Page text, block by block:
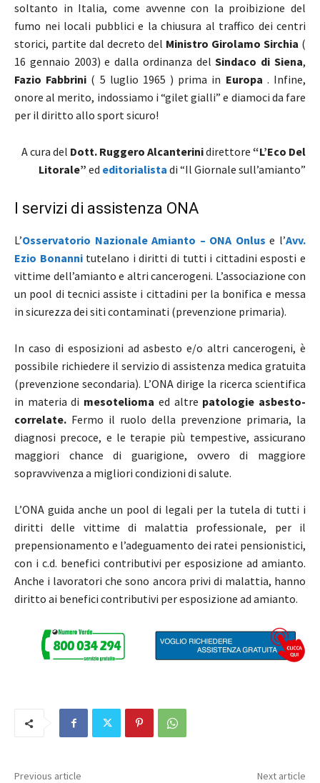
soltanto in Italia, come avvenne con la proibizione del
fumo nei locali pubblici e la chiusura al traffico dei centri
storici, partite dal decreto del Ministro Girolamo Sirchia (
16 gennaio 2003) e dalla ordinanza delSindaco di Siena,
Fazio Fabbrini ( 5 luglio 1965 ) prima in Europa . Infine,
onore al merito, indossiamo i “gilet gialli” e diamoci da fare
per il diritto allo sport sicuro!
A cura del Dott. Ruggero Alcanterinidirettore “L’Eco Del
Litorale” ed editorialista di “Il Giornale sull’amianto”
I servizi di assistenza ONA
L’Osservatorio Nazionale Amianto – ONA Onlus e l’Avv.
Ezio Bonannitutelano i diritti di tutti i cittadini esposti e
vittime dell’amianto e altri cancerogeni. L’associazione con
un pool di tecnici assiste i cittadini per la bonifica e messa
in sicurezza dei siti contaminati (prevenzione primaria).
In caso di esposizioni ad asbesto e/o altri cancerogeni, è
possibile richiedere il servizio di assistenza medica gratuita
(prevenzione secondaria). L’ONA dirige la ricerca scientifica
in materia di mesotelioma ed altre patologie asbesto-
correlate. Fermo il ruolo della prevenzione primaria, la
diagnosi precoce, e le terapie più tempestive, assicurano
maggiori chance di guarigione, ovvero di maggiore
sopravvivenza a migliori condizioni di salute.
L’ONA guida anche un pool di legali per la tutela di tutti i
diritti delle vittime di malattia professionale, per il
prepensionamento e l’adeguamento dei ratei pensionistici,
con i c.d. benefici contributivi per esposizione ad amianto.
Anche i lavoratori che sono ancora privi di malattia, hanno
diritto ai benefici contributivi per esposizione ad amianto.
Previous article Next article